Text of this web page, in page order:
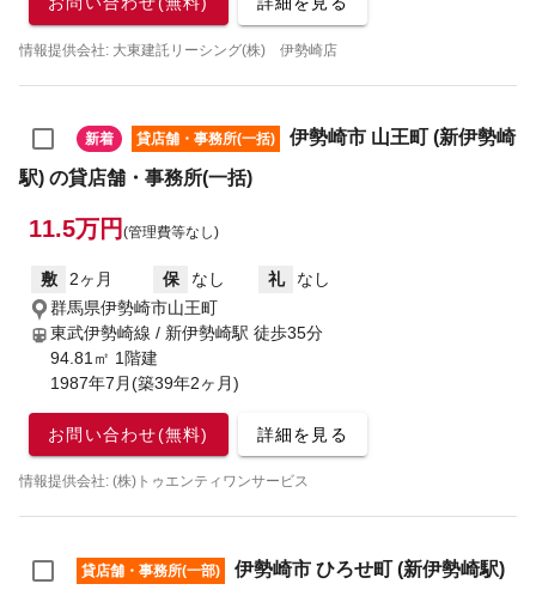
情報提供会社: 大東建託リーシング(株) 伊勢崎店
新着 貸店舗・事務所(一括)
伊勢崎市 山王町 (新伊勢崎
駅) の貸店舗・事務所(一括)
11.5万円 (管理費等なし)
敷 2ヶ月 保 なし 礼
なし
群馬県伊勢崎市山王町
東武伊勢崎線 / 新伊勢崎駅 徒歩35分
94.81㎡ 1階建
1987年7月(築39年2ヶ月)
お問い合わせ(無料) 詳細を見る
情報提供会社: (株)トゥエンティワンサービス
貸店舗・事務所(一部)
伊勢崎市 ひろせ町 (新伊勢崎駅)